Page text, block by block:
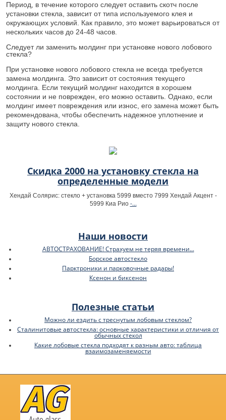
Период, в течение которого следует оставить скотч после
установки стекла, зависит от типа используемого клея и
окружающих условий. Как правило, это может варьироваться от
нескольких часов до 24-48 часов.
Следует ли заменить молдинг при установке нового лобового
стекла?
При установке нового лобового стекла не всегда требуется
замена молдинга. Это зависит от состояния текущего
молдинга. Если текущий молдинг находится в хорошем
состоянии и не поврежден, его можно оставить. Однако, если
молдинг имеет повреждения или износ, его замена может быть
рекомендована, чтобы обеспечить надежное уплотнение и
защиту нового стекла.
Скидка 2000 на установку стекла на
определенные модели
Хендай Солярис: стекло + установка 5999 вместо 7999 Хендай Акцент -
5999 Киа Рио -...
Наши новости
АВТОСТРАХОВАНИЕ! Страхуем не теряя времени...
Борское автостекло
Парктроники и парковочные радары!
Ксенон и биксенон
Полезные статьи
Можно ли ездить с треснутым лобовым стеклом?
Сталинитовые автостекла: основные характеристики и отличия от
обычных стекол
Какие лобовые стекла подходят к разным авто: таблица
взаимозаменяемости